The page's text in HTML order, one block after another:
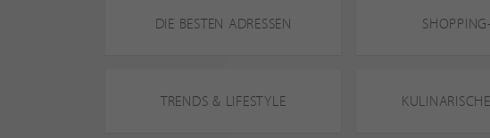
DIE BESTEN ADRESSEN
TRENDS & LIFESTYLE